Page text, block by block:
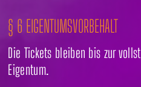
§ 6 EIGENTUMSVORBEHALT
Die Tickets bleiben bis zur
Eigentum.